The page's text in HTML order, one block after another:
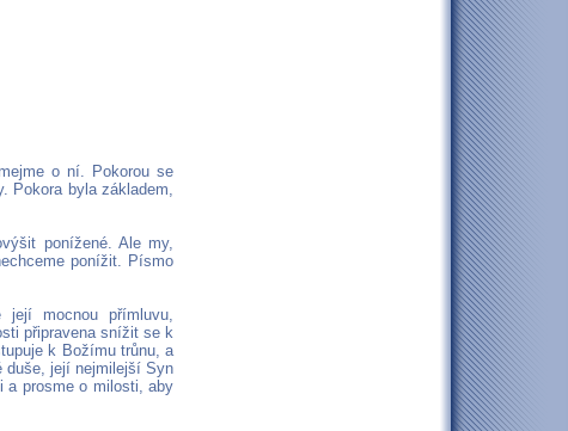
o ní. Pokorou se
Pokora byla základem,
ponížené. Ale my,
ponížit. Písmo
její mocnou přímluvu,
připravena snížit se k
k Božímu trůnu, a
duše, její nejmilejší Syn
a prosme o milosti, aby